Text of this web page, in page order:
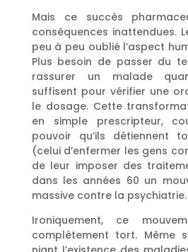
Mais ce succès
conséquences inattendues.
peu à peu oublié l’aspect
Plus besoin de passer du
rassurer un malade
suffisent pour vérifier une
le dosage. Cette
en simple prescripteur,
pouvoir qu’ils détiennent
(celui d’enfermer les gens
de leur imposer des
dans les années 60 un
massive contre la psychiatrie.
Ironiquement, ce
complètement tort. Même